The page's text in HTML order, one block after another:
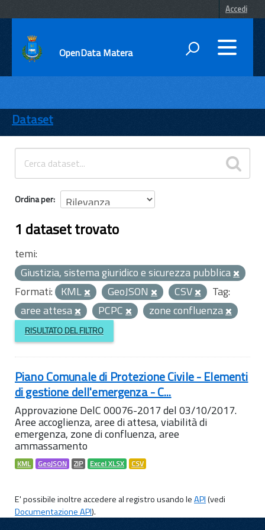
Accedi
OpenData Matera
ENTI
TEMI
INFORMAZIONI
Dataset
Ordina per
1 dataset trovato
temi:
Giustizia, sistema giuridico e sicurezza pubblica
Formati: KML GeoJSON CSV
Tag:
aree attesa
PCPC zone confluenza
RISULTATO DEL FILTRO
Piano Comunale di Protezione Civile - Elementi
di gestione dell'emergenza - C...
Approvazione DelC 00076-2017 del 03/10/2017.
Aree accoglienza, aree di attesa, viabilità di
emergenza, zone di confluenza, aree
ammassamento
KML GeoJSON ZIP Excel XLSX CSV
E' possibile inoltre accedere al registro usando leAPI(vedi
Documentazione API).